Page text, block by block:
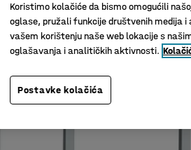
Koristimo kolačiće da bismo omogućili
oglase, pružali funkcije društvenih medija
vašem korištenju naše web lokacije s
oglašavanja i analitičkih aktivnosti.
Postavke kolačića